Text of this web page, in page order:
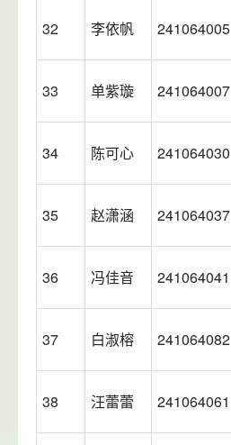
32 李依帆 241064005
33 单紫璇 241064007
34 陈可心 241064030
35 赵潇涵 241064037
36 冯佳音 241064041
37 白淑榕 241064082
38 汪蕾蕾 241064061